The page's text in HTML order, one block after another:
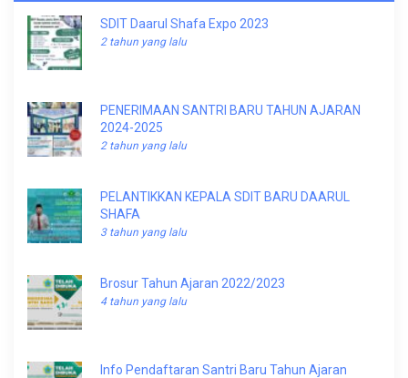
SDIT Daarul Shafa Expo 2023
2 tahun yang lalu
PENERIMAAN SANTRI BARU TAHUN AJARAN
2024-2025
2 tahun yang lalu
PELANTIKKAN KEPALA SDIT BARU DAARUL
SHAFA
3 tahun yang lalu
Brosur Tahun Ajaran 2022/2023
4 tahun yang lalu
Info Pendaftaran Santri Baru Tahun Ajaran